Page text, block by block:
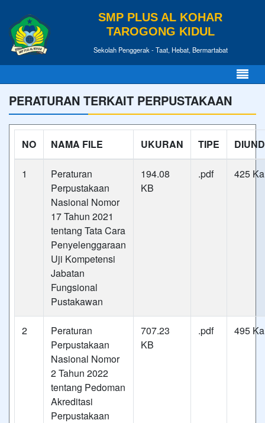
SMP PLUS AL KOHAR
TAROGONG KIDUL
Sekolah Penggerak - Taat, Hebat, Bermartabat
PERATURAN TERKAIT PERPUSTAKAAN
NO NAMA FILE UKURAN TIPE
1
Peraturan
Perpustakaan
Nasional Nomor
17 Tahun 2021
tentang Tata Cara
Penyelenggaraan
Uji Kompetensi
Jabatan
Fungsional
Pustakawan
194.08
KB
.pdf 425
2
Peraturan
Perpustakaan
Nasional Nomor
2 Tahun 2022
tentang Pedoman
Akreditasi
Perpustakaan
707.23
KB
.pdf 495